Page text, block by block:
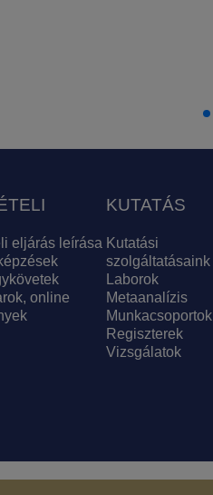
eljárás leírása
online
KUTATÁS
Kutatási
szolgáltatásaink
Laborok
Metaanalízis
Munkacsoportok
Regiszterek
Vizsgálatok